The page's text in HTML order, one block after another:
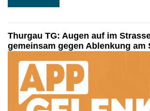
Thurgau TG: Augen auf im
gemeinsam gegen Ablenkung am